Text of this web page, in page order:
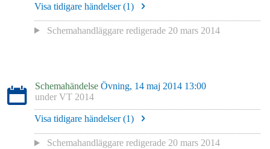
Visa tidigare händelser (1)
Schemahandläggare redigerade 20 mars 2014
Schemahändelse Övning, 14 maj 2014 13:00
under VT 2014
Visa tidigare händelser (1)
Schemahandläggare redigerade 20 mars 2014